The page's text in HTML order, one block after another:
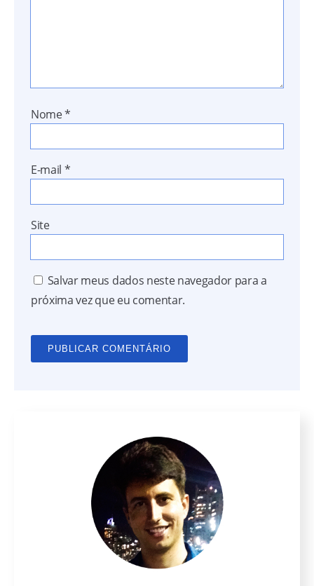
Nome*
E-mail *
Site
Salvar meus dados neste navegador para a
próxima vez que eu comentar.